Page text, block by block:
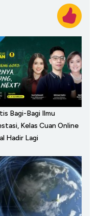
Bagi-Bagi Ilmu
Kelas Cuan Online
Hadir Lagi